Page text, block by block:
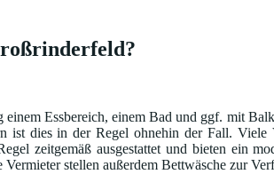
Essbereich, einem Bad und ggf. mit
ist dies in der Regel ohnehin der Fall.
zeitgemäß ausgestattet und bieten ein
stellen außerdem Bettwäsche zur